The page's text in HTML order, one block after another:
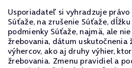
Usporiadateľ si vyhradzuje
Súťaže, na zrušenie Súťaže,
podmienky Súťaže, najmä, ale
žrebovania, dátum uskutočnenia
výhercov, ako aj druhy výhier,
žrebovania. Zmenu pravidiel a